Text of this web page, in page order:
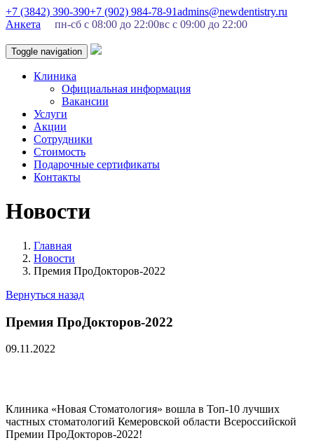
+7 (3842) 390-390+7 (902) 984-78-91admins@newdentistry.ru
Анкета
пн-сб с 08:00 до 22:00вс с 09:00 до 22:00
Toggle navigation
Клиника
Официальная информация
Вакансии
Услуги
Акции
Сотрудники
Стоимость
Подарочные сертификаты
Контакты
Новости
Главная
Новости
Премия ПроДокторов-2022
Вернуться назад
Премия ПроДокторов-2022
09.11.2022
Клиника «Новая Стоматология» вошла в Топ-10 лучших
частных стоматологий Кемеровской области Всероссийской
Премии ПроДокторов-2022!